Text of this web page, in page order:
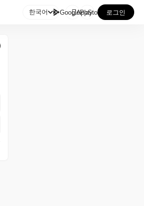
한국어 GooglePlay
AppStore 로그인